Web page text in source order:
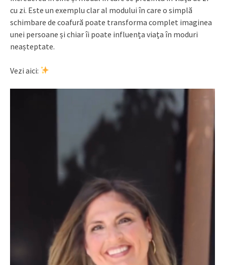
cu zi. Este un exemplu clar al modului în care o simplă
schimbare de coafură poate transforma complet imaginea
unei persoane și chiar îi poate influența viața în moduri
neașteptate.
Vezi aici: